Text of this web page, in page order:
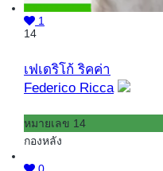
1
14
เฟเดริโก้ ริคค่า
Federico Ricca
หมายเลข 14
กองหลัง
0